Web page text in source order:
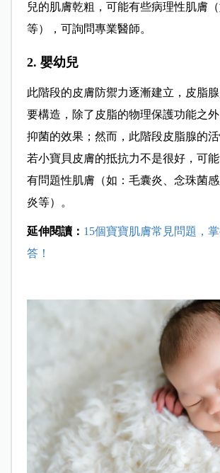
兒的肌膚乾粗，可能有些病理性肌膚
等），可詢問專業醫師。
2. 嬰幼兒
此階段的皮膚防禦力逐漸建立，皮脂
要構造，除了皮脂的物理保護功能之
抑菌的效果；然而，此階段皮脂腺的活
若小寶貝皮膚的抵抗力不是很好，可
有問題性肌膚（如：毛囊炎、念珠菌
炎等）。
延伸閱讀： 15個寶寶肌膚常見問題，
答！